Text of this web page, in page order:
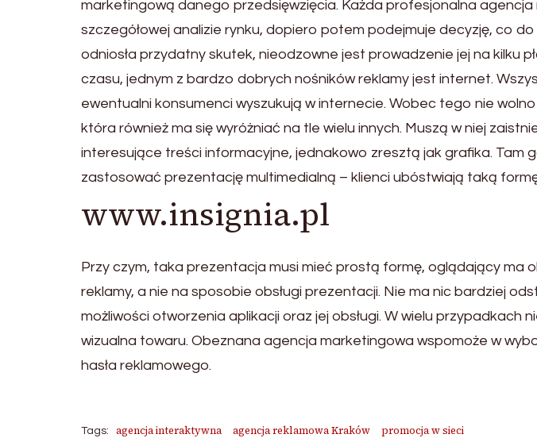
marketingową danego przedsięwzięcia. Każda profesjonalna
szczegółowej analizie rynku, dopiero potem podejmuje decyzję, co
odniosła przydatny skutek, nieodzowne jest prowadzenie jej na kilku
czasu, jednym z bardzo dobrych nośników reklamy jest internet.
ewentualni konsumenci wyszukują w internecie. Wobec tego nie
która również ma się wyróżniać na tle wielu innych. Muszą w niej
interesujące treści informacyjne, jednakowo zresztą jak grafika. Tam
zastosować prezentację multimedialną – klienci ubóstwiają taką
www.insignia.pl
Przy czym, taka prezentacja musi mieć prostą formę, oglądający ma
reklamy, a nie na sposobie obsługi prezentacji. Nie ma nic bardziej
możliwości otworzenia aplikacji oraz jej obsługi. W wielu przypadkach
wizualna towaru. Obeznana agencja marketingowa wspomoże w
hasła reklamowego.
Tags: agencja interaktywna agencja reklamowa Kraków promocja w sieci